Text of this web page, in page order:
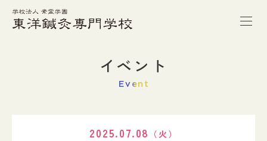
イベント
Event
2025.07.08 （火）